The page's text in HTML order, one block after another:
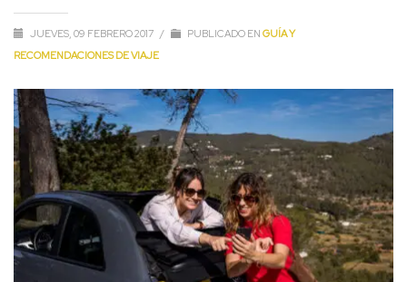
JUEVES, 09 FEBRERO 2017 / PUBLICADO EN GUÍA Y
RECOMENDACIONES DE VIAJE